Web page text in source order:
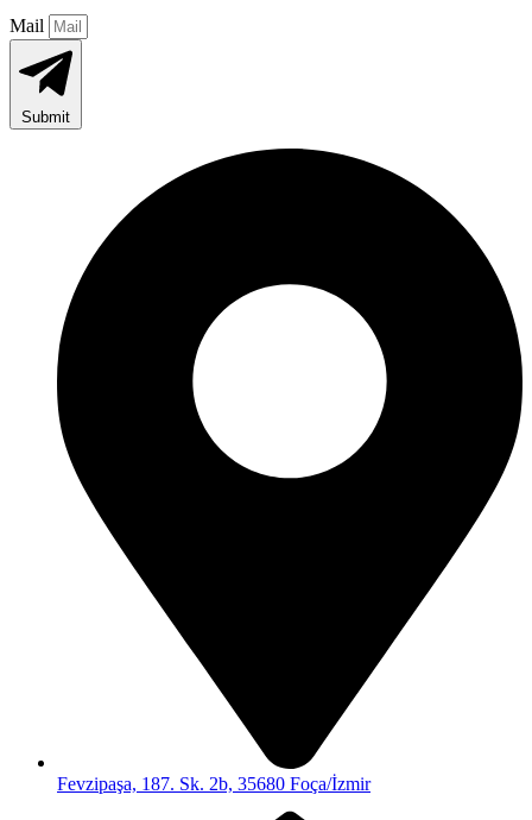
Mail
Submit
Fevzipaşa, 187. Sk. 2b, 35680 Foça/İzmir